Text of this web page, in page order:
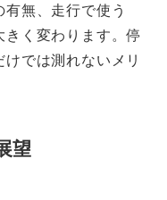
無、走行で使う
く変わります。停
では測れないメリ
望